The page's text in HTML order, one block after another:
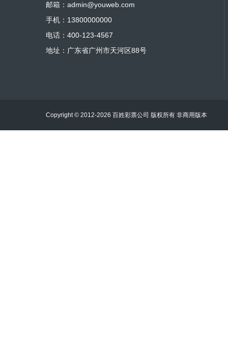
邮箱：admin@youweb.com
手机：13800000000
电话：400-123-4567
地址：广东省广州市天河区88号
Copyright © 2012-2026 百姓彩票公司 版权所有 非商用版本